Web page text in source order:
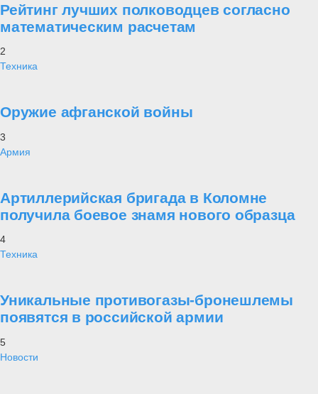
Рейтинг лучших полководцев согласно
математическим расчетам
2
Техника
Оружие афганской войны
3
Армия
Артиллерийская бригада в Коломне
получила боевое знамя нового образца
4
Техника
Уникальные противогазы-бронешлемы
появятся в российской армии
5
Новости